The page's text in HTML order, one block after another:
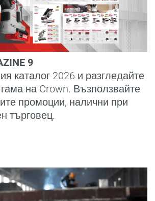
9
каталог 2026 и разгледайте
на Crown. Възползвайте
промоции, налични при
търговец.